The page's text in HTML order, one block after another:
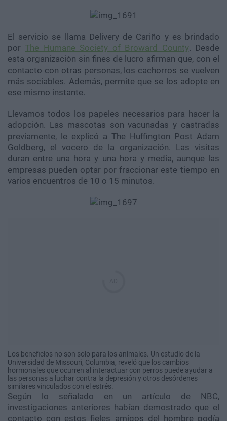
El servicio se llama Delivery de Cariño y es brindado
por The Humane Society of Broward County. Desde
esta organización sin fines de lucro afirman que, con el
contacto con otras personas, los cachorros se vuelven
más sociables. Además, permite que se los adopte en
ese mismo instante.
Llevamos todos los papeles necesarios para hacer la
adopción. Las mascotas son vacunadas y castradas
previamente, le explicó a The Huffington Post Adam
Goldberg, el vocero de la organización. Las visitas
duran entre una hora y una hora y media, aunque las
empresas pueden optar por fraccionar este tiempo en
varios encuentros de 10 o 15 minutos.
Los beneficios no son solo para los animales. Un estudio de la
Universidad de Missouri, Columbia, reveló que los cambios
hormonales que ocurren al interactuar con perros puede ayudar a
las personas a luchar contra la depresión y otros desórdenes
similares vinculados con el estrés.
Según lo señalado en un artículo de NBC,
investigaciones anteriores habían demostrado que el
contacto con estos fieles amigos del hombre podía